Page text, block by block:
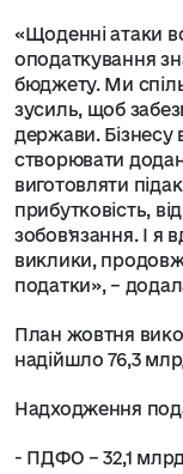
«Щоденні атаки
оподаткування
бюджету. Ми
зусиль, щоб
держави.
створювати
виготовляти
прибутковість,
зобовʼязання. І я
виклики,
податки», –
План жовтня
надійшло 76,3
Надходження
- ПДФО – 32,1